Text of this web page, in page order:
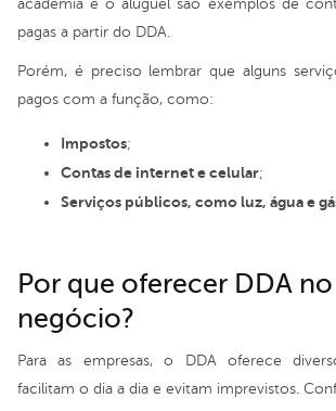
academia e o aluguel são exemplos de
pagas a partir do DDA.
Porém, é preciso lembrar que alguns
pagos com a função, como:
Impostos;
Contas de internet e celular;
Serviços públicos, como luz, água e
Por que oferecer DDA no
negócio?
Para as empresas, o DDA oferece
facilitam o dia a dia e evitam imprevistos.